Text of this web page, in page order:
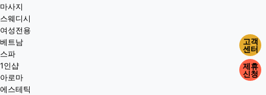
마사지
스웨디시
여성전용
베트남
스파
1인샵
아로마
에스테틱
고객
센터
제휴
신청